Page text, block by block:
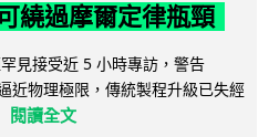
繞過摩爾定律瓶頸
見接受近 5 小時專訪，警告
近物理極限，傳統製程升級已失經
閱讀全文